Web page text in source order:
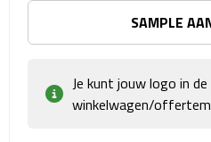
Reisbekers
SAMPLE
Je kunt jouw logo in de
winkelwagen/